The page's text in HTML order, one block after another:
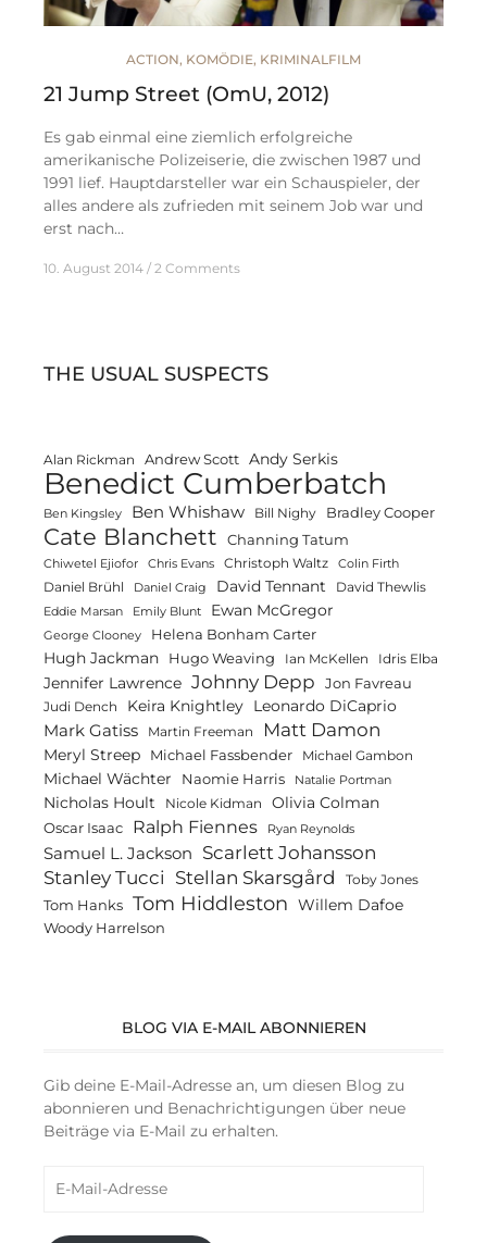
ACTION, KOMÖDIE, KRIMINALFILM
21 Jump Street (OmU, 2012)
Es gab einmal eine ziemlich erfolgreiche
amerikanische Polizeiserie, die zwischen 1987 und
1991 lief. Hauptdarsteller war ein Schauspieler, der
alles andere als zufrieden mit seinem Job war und
erst nach…
10. August 2014 2 Comments
THE USUAL SUSPECTS
Alan Rickman Andrew Scott Andy Serkis
Benedict Cumberbatch
Ben Kingsley Ben Whishaw Bill Nighy Bradley Cooper
Cate Blanchett Channing Tatum
Chiwetel Ejiofor Chris Evans Christoph Waltz Colin Firth
Daniel Brühl Daniel Craig David Tennant David Thewlis
Eddie Marsan Emily Blunt Ewan McGregor
George Clooney Helena Bonham Carter
Hugh Jackman Hugo Weaving Ian McKellen Idris Elba
Jennifer Lawrence Johnny Depp Jon Favreau
Judi Dench Keira Knightley Leonardo DiCaprio
Mark Gatiss Martin Freeman Matt Damon
Meryl Streep Michael Fassbender Michael Gambon
Michael Wächter Naomie Harris Natalie Portman
Nicholas Hoult Nicole Kidman Olivia Colman
Oscar Isaac Ralph Fiennes Ryan Reynolds
Samuel L. Jackson Scarlett Johansson
Stanley Tucci Stellan Skarsgård Toby Jones
Tom Hanks Tom Hiddleston Willem Dafoe
Woody Harrelson
BLOG VIA E-MAIL ABONNIEREN
Gib deine E-Mail-Adresse an, um diesen Blog zu
abonnieren und Benachrichtigungen über neue
Beiträge via E-Mail zu erhalten.
Mail-